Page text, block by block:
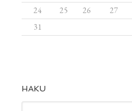
24
25 26 27
31
HAKU